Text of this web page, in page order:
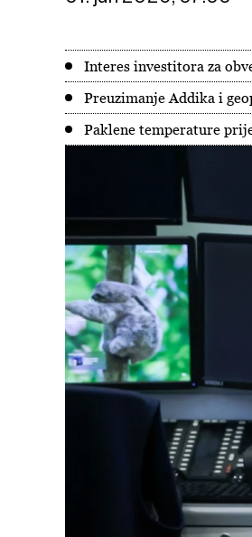
Interes investitora za
Preuzimanje Addika i
Paklene temperature